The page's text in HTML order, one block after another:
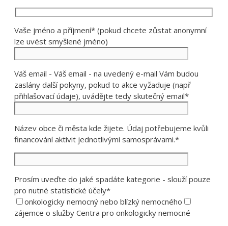
Vaše jméno a příjmení* (pokud chcete zůstat anonymní
lze uvést smyšlené jméno)
Váš email - Váš email - na uvedený e-mail Vám budou
zaslány další pokyny, pokud to akce vyžaduje (např
přihlašovací údaje), uvádějte tedy skutečný email*
Název obce či města kde žijete. Údaj potřebujeme kvůli
financování aktivit jednotlivými samosprávami.*
Prosím uveďte do jaké spadáte kategorie - slouží pouze
pro nutné statistické účely*
onkologicky nemocný nebo blízký nemocného
zájemce o služby Centra pro onkologicky nemocné